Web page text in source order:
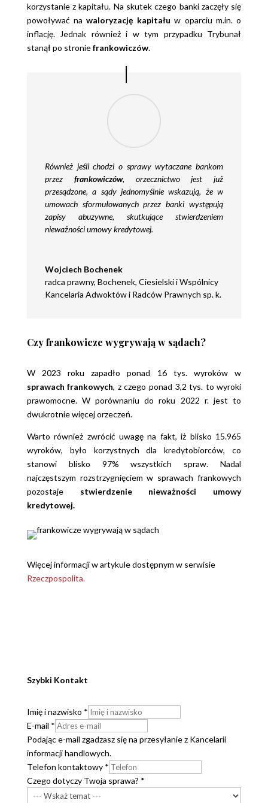
korzystanie z kapitału. Na skutek czego banki zaczęły się
powoływać nawaloryzację kapitału w oparciu m.in. o
inflację. Jednak również i w tym przypadku Trybunał
stanął po stroniefrankowiczów.
Również jeśli chodzi o sprawy wytaczane bankom
przez frankowiczów, orzecznictwo jest już
przesądzone, a sądy jednomyślnie wskazują, że w
umowach sformułowanych przez banki występują
zapisy abuzywne, skutkujące stwierdzeniem
nieważności umowy kredytowej.
Wojciech Bochenek
radca prawny, Bochenek, Ciesielski i Wspólnicy
Kancelaria Adwoktów i Radców Prawnych sp. k.
Czy frankowicze wygrywają w sądach?
W 2023 roku zapadło ponad 16 tys. wyroków w
sprawach frankowych, z czego ponad 3,2 tys. to wyroki
prawomocne. W porównaniu do roku 2022 r. jest to
dwukrotnie więcej orzeczeń.
Warto również zwrócić uwagę na fakt, iż blisko 15.965
wyroków, było korzystnych dla kredytobiorców, co
stanowi blisko 97% wszystkich spraw. Nadal
najczęstszym rozstrzygnięciem w sprawach frankowych
pozostajestwierdzenie nieważności umowy
kredytowej.
Więcej informacji w artykule dostępnym w serwisie
Rzeczpospolita.
Szybki Kontakt
Imię i nazwisko *
E-mail *
Podając e-mail zgadzasz się na przesyłanie z Kancelarii
informacji handlowych.
Telefon kontaktowy *
Czego dotyczy Twoja sprawa? *